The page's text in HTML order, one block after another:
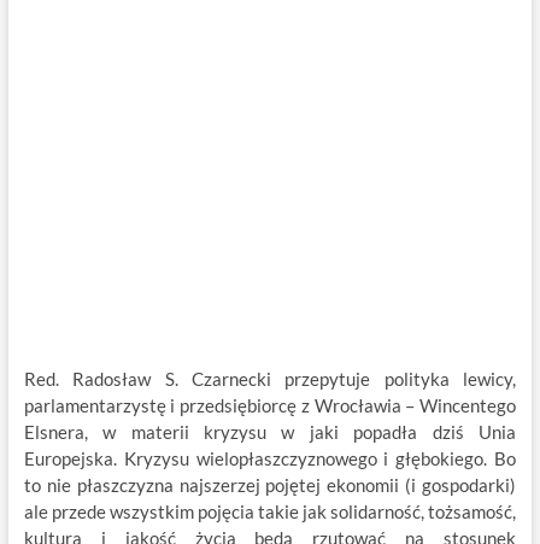
Red. Radosław S. Czarnecki przepytuje polityka lewicy,
parlamentarzystę i przedsiębiorcę z Wrocławia – Wincentego
Elsnera, w materii kryzysu w jaki popadła dziś Unia
Europejska. Kryzysu wielopłaszczyznowego i głębokiego. Bo
to nie płaszczyzna najszerzej pojętej ekonomii (i gospodarki)
ale przede wszystkim pojęcia takie jak solidarność, tożsamość,
kultura i jakość życia będą rzutować na stosunek